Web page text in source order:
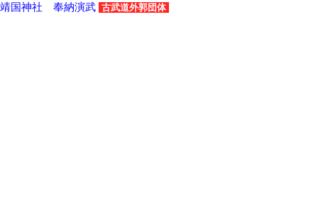
靖国神社 奉納演武 古武道外郭団体